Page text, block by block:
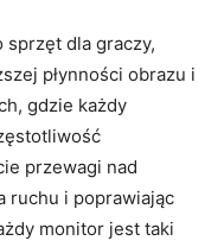
dla graczy,
płynności obrazu i
gdzie każdy
przewagi nad
ruchu i poprawiając
monitor jest taki